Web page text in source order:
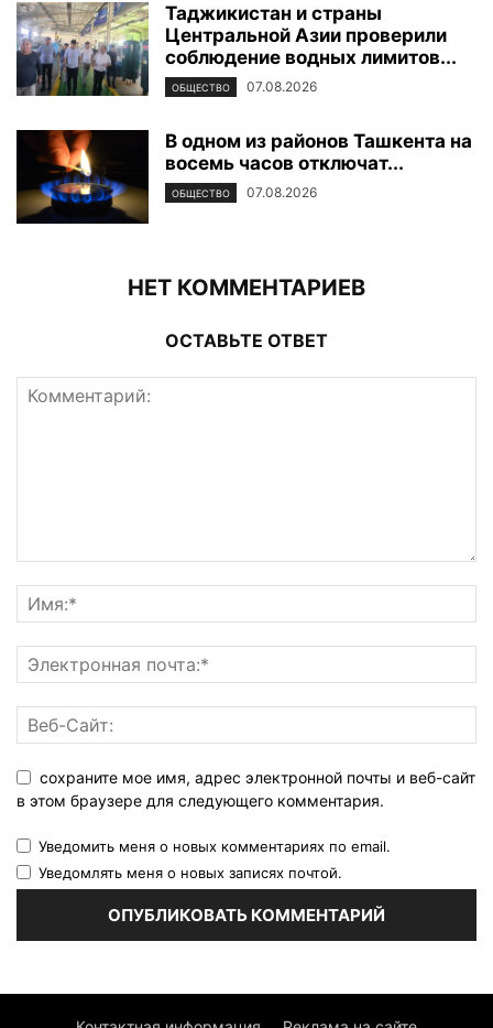
Таджикистан и страны
Центральной Азии проверили
соблюдение водных лимитов...
ОБЩЕСТВО 07.08.2026
В одном из районов Ташкента на
восемь часов отключат...
ОБЩЕСТВО 07.08.2026
НЕТ КОММЕНТАРИЕВ
ОСТАВЬТЕ ОТВЕТ
сохраните мое имя, адрес электронной почты и веб-сайт
в этом браузере для следующего комментария.
Уведомить меня о новых комментариях по email.
Уведомлять меня о новых записях почтой.